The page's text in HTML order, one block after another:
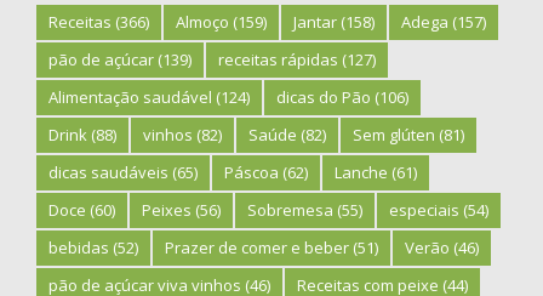
Receitas (366) Almoço (159) Jantar (158) Adega (157)
pão de açúcar (139) receitas rápidas (127)
Alimentação saudável (124) dicas do Pão (106)
Drink (88) vinhos (82) Saúde (82) Sem glúten (81)
dicas saudáveis (65) Páscoa (62) Lanche (61)
Doce (60) Peixes (56) Sobremesa (55) especiais (54)
bebidas (52) Prazer de comer e beber (51) Verão (46)
pão de açúcar viva vinhos (46) Receitas com peixe (44)